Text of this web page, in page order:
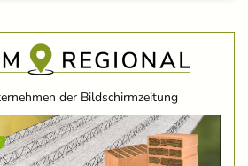
der Bildschirmzeitung